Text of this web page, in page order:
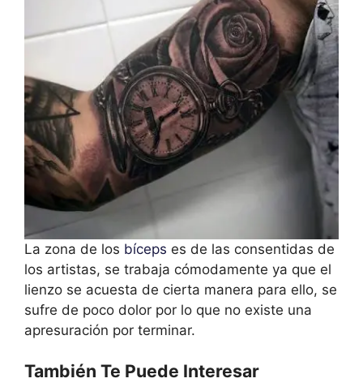
La zona de los bíceps es de las consentidas de
los artistas, se trabaja cómodamente ya que el
lienzo se acuesta de cierta manera para ello, se
sufre de poco dolor por lo que no existe una
apresuración por terminar.
También Te Puede Interesar